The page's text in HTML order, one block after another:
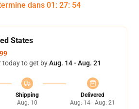
dans 01 : 27: 54
States
today to get byAug. 14 - Aug. 21
Shipping
Aug. 10
Delivered
Aug. 14 - Aug. 21